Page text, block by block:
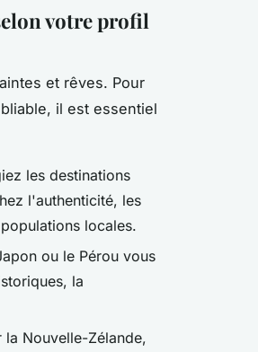
votre profil
et rêves. Pour
il est essentiel
les destinations
l'authenticité, les
locales.
ou le Pérou vous
la
Nouvelle-Zélande,